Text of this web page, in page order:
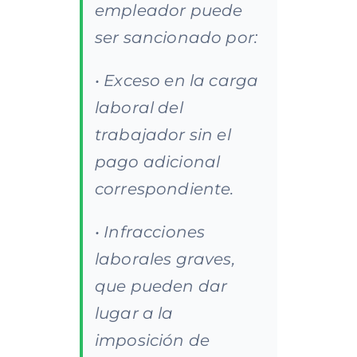
empleador puede
ser sancionado por:
• Exceso en la carga
laboral del
trabajador sin el
pago adicional
correspondiente.
• Infracciones
laborales graves,
que pueden dar
lugar a la
imposición de